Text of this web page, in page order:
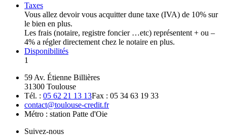
Taxes
Vous allez devoir vous acquitter dune taxe (IVA) de 10% sur
le bien en plus.
Les frais (notaire, registre foncier …etc) représentent + ou –
4% a régler directement chez le notaire en plus.
Disponibilités
1
59 Av. Étienne Billières
31300 Toulouse
Tél. : 05 62 21 13 13Fax : 05 34 63 19 33
contact@toulouse-credit.fr
Métro : station Patte d'Oie
Suivez-nous